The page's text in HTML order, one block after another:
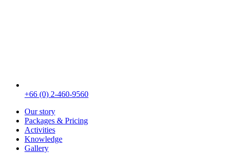
+66 (0) 2-460-9560
Our story
Packages & Pricing
Activities
Knowledge
Gallery